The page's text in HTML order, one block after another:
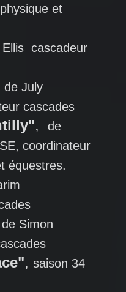
et
Ellis cascadeur
de July
cascades
,
de
coordinateur
équestres.
Simon
, saison 34